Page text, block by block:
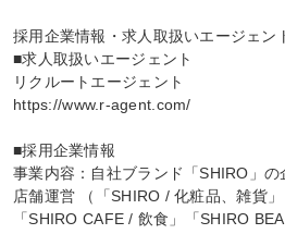
採用企業情報・求人取扱いエージェン
■求人取扱いエージェント
リクルートエージェント
https://www.r-agent.com/
■採用企業情報
事業内容：自社ブランド「SHIRO」の
店舗運営 （「SHIRO / 化粧品、雑貨
「SHIRO CAFE / 飲食」「SHIRO